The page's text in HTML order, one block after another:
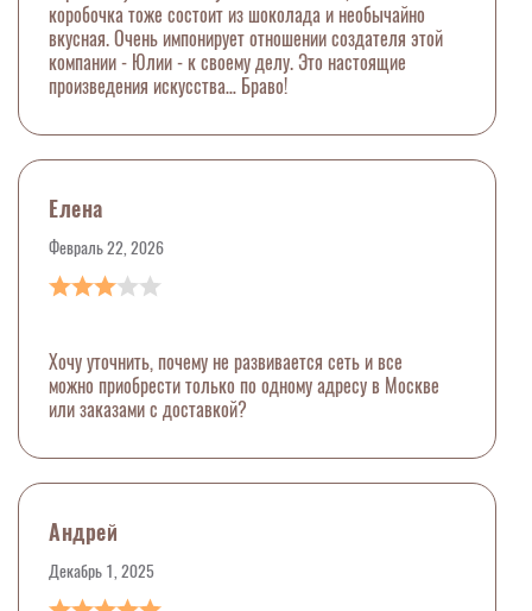
коробочка тоже состоит из шоколада и необычайно
вкусная. Очень импонирует отношении создателя этой
компании - Юлии - к своему делу. Это настоящие
произведения искусства… Браво!
Елена
Февраль 22, 2026
Хочу уточнить, почему не развивается сеть и все
можно приобрести только по одному адресу в Москве
или заказами с доставкой?
Андрей
Декабрь 1, 2025